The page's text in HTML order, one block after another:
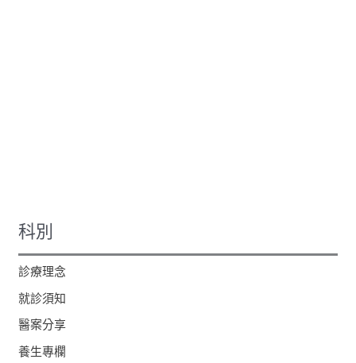
科別
診療理念
就診須知
醫案分享
養生專欄